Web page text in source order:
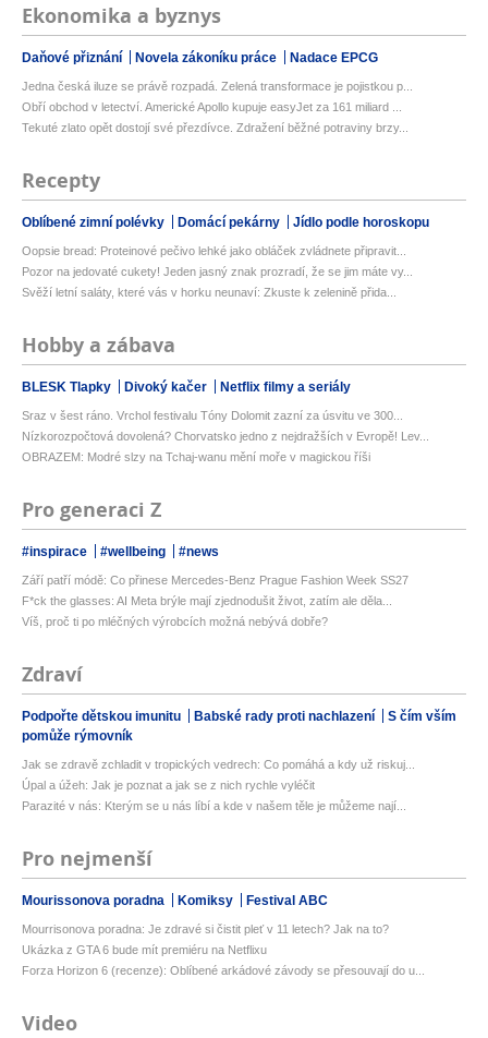
Ekonomika a byznys
Daňové přiznání Novela zákoníku práce Nadace EPCG
Jedna česká iluze se právě rozpadá. Zelená transformace je pojistkou p...
Obří obchod v letectví. Americké Apollo kupuje easyJet za 161 miliard ...
Tekuté zlato opět dostojí své přezdívce. Zdražení běžné potraviny brzy...
Recepty
Oblíbené zimní polévky Domácí pekárny Jídlo podle horoskopu
Oopsie bread: Proteinové pečivo lehké jako obláček zvládnete připravit...
Pozor na jedovaté cukety! Jeden jasný znak prozradí, že se jim máte vy...
Svěží letní saláty, které vás v horku neunaví: Zkuste k zelenině přida...
Hobby a zábava
BLESK Tlapky Divoký kačer Netflix filmy a seriály
Sraz v šest ráno. Vrchol festivalu Tóny Dolomit zazní za úsvitu ve 300...
Nízkorozpočtová dovolená? Chorvatsko jedno z nejdražších v Evropě! Lev...
OBRAZEM: Modré slzy na Tchaj-wanu mění moře v magickou říši
Pro generaci Z
#inspirace #wellbeing #news
Září patří módě: Co přinese Mercedes-Benz Prague Fashion Week SS27
F*ck the glasses: AI Meta brýle mají zjednodušit život, zatím ale děla...
Víš, proč ti po mléčných výrobcích možná nebývá dobře?
Zdraví
Podpořte dětskou imunitu Babské rady proti nachlazení
S čím vším
pomůže rýmovník
Jak se zdravě zchladit v tropických vedrech: Co pomáhá a kdy už riskuj...
Úpal a úžeh: Jak je poznat a jak se z nich rychle vyléčit
Parazité v nás: Kterým se u nás líbí a kde v našem těle je můžeme nají...
Pro nejmenší
Mourissonova poradna Komiksy Festival ABC
Mourrisonova poradna: Je zdravé si čistit pleť v 11 letech? Jak na to?
Ukázka z GTA 6 bude mít premiéru na Netflixu
Forza Horizon 6 (recenze): Oblíbené arkádové závody se přesouvají do u...
Video